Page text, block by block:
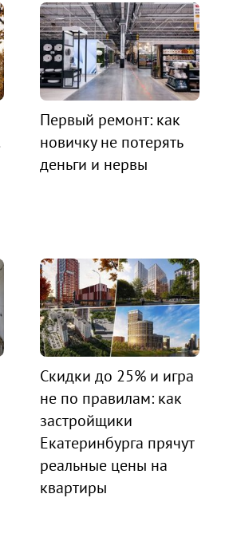
Первый ремонт: как
новичку не потерять
деньги и нервы
Скидки до 25% и игра
не по правилам: как
застройщики
Екатеринбурга прячут
реальные цены на
квартиры